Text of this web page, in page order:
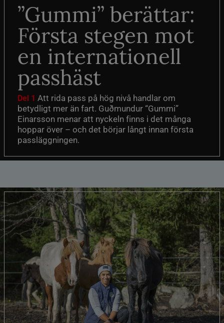
”Gummi” berättar:
Första stegen mot
en internationell
passhäst
Del 1 Att rida pass på hög nivå handlar om
betydligt mer än fart. Guðmundur “Gummi”
Einarsson menar att nyckeln finns i det många
hoppar över – och det börjar långt innan första
passläggningen.